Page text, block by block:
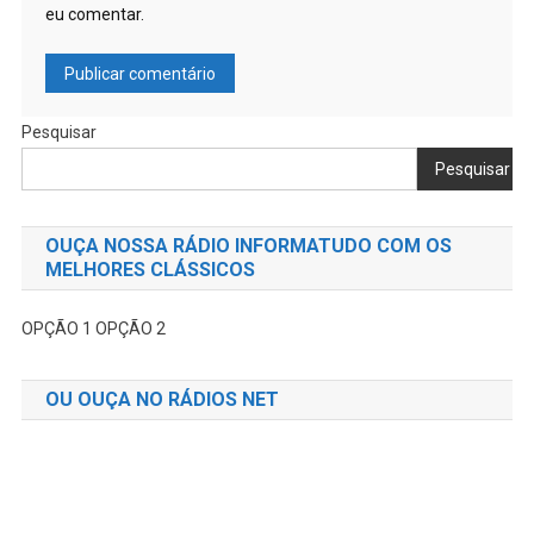
eu comentar.
Pesquisar
Pesquisar
OUÇA NOSSA RÁDIO INFORMATUDO COM OS
MELHORES CLÁSSICOS
OPÇÃO 1 OPÇÃO 2
OU OUÇA NO RÁDIOS NET